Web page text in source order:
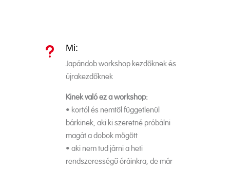
u Mi:
Japándob workshop kezdőknek és
újrakezdőknek
Kinek való ez a workshop:
• kortól és nemtől függetlenül
bárkinek, aki ki szeretné próbálni
magát a dobok mögött
• aki nem tud járni a heti
rendszerességű óráinkra, de már